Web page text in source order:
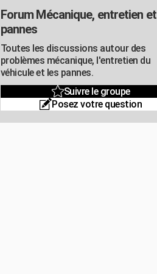
Forum Mécanique, entretien et
pannes
Toutes les discussions autour des
problèmes mécanique, l'entretien du
véhicule et les pannes.
Suivre le groupe
Posez votre question